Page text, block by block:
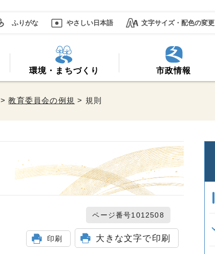
ふりがな やさしい日本語 文字サイズ・配色の変更
環境・まちづくり 市政情報
>教育委員会の例規 > 規則
ページ番号1012508
印刷 大きな文字で印刷